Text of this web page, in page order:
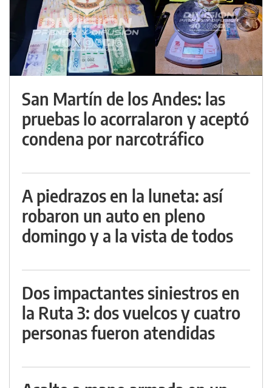
San Martín de los Andes: las
pruebas lo acorralaron y aceptó
condena por narcotráfico
A piedrazos en la luneta: así
robaron un auto en pleno
domingo y a la vista de todos
Dos impactantes siniestros en
la Ruta 3: dos vuelcos y cuatro
personas fueron atendidas